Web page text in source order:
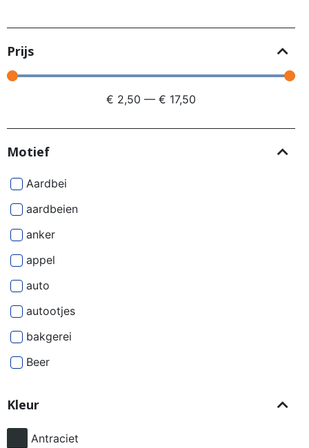
Prijs
€ 2,50 — € 17,50
Motief
Aardbei
aardbeien
anker
appel
auto
autootjes
bakgerei
Beer
besjes
bier
Kleur
Antraciet